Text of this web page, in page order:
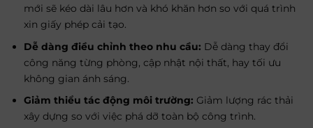
mới sẽ kéo dài lâu hơn và khó khăn hơn so với quá trình
xin giấy phép cải tạo.
Dễ dàng điều chỉnh theo nhu cầu: Dễ dàng thay đổi
công năng từng phòng, cập nhật nội thất, hay tối ưu
không gian ánh sáng.
Giảm thiểu tác động môi trường: Giảm lượng rác thải
xây dựng so với việc phá dỡ toàn bộ công trình.